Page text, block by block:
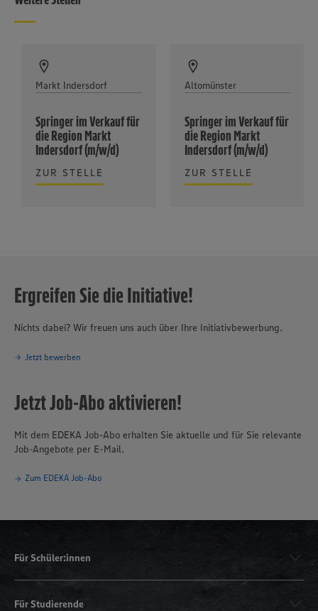
Markt Indersdorf
Springer im Verkauf für
die Region Markt
Indersdorf (m/w/d)
ZUR STELLE
Altomünster
Springer im Verkauf für
die Region Markt
Indersdorf (m/w/d)
ZUR STELLE
Ergreifen Sie die Initiative!
Nichts dabei? Wir freuen uns auch über Ihre Initiativbewerbung.
Jetzt bewerben
Jetzt Job-Abo aktivieren!
Mit dem EDEKA Job-Abo erhalten Sie aktuelle und für Sie relevante
Job-Angebote per E-Mail.
Zum EDEKA Job-Abo
Für Schüler:innen
Für Studierende